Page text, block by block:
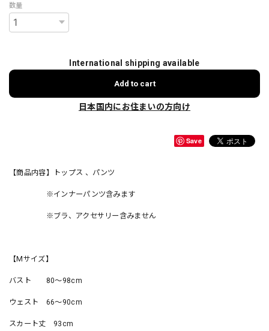
数量
International shipping available
Add to cart
日本国内にお住まいの方向け
Save
【商品内容】トップス 、パンツ
※インナーパンツ含みます
※ブラ、アクセサリー含みません
【Mサイズ】
バスト 80〜98cm
ウェスト 66〜90cm
スカート丈 93cm